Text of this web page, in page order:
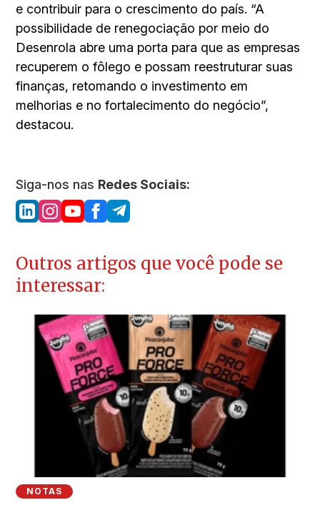
e contribuir para o crescimento do país. “A
possibilidade de renegociação por meio do
Desenrola abre uma porta para que as empresas
recuperem o fôlego e possam reestruturar suas
finanças, retomando o investimento em
melhorias e no fortalecimento do negócio”,
destacou.
Siga-nos nas Redes Sociais:
Outros artigos que você pode se
interessar:
NOTAS